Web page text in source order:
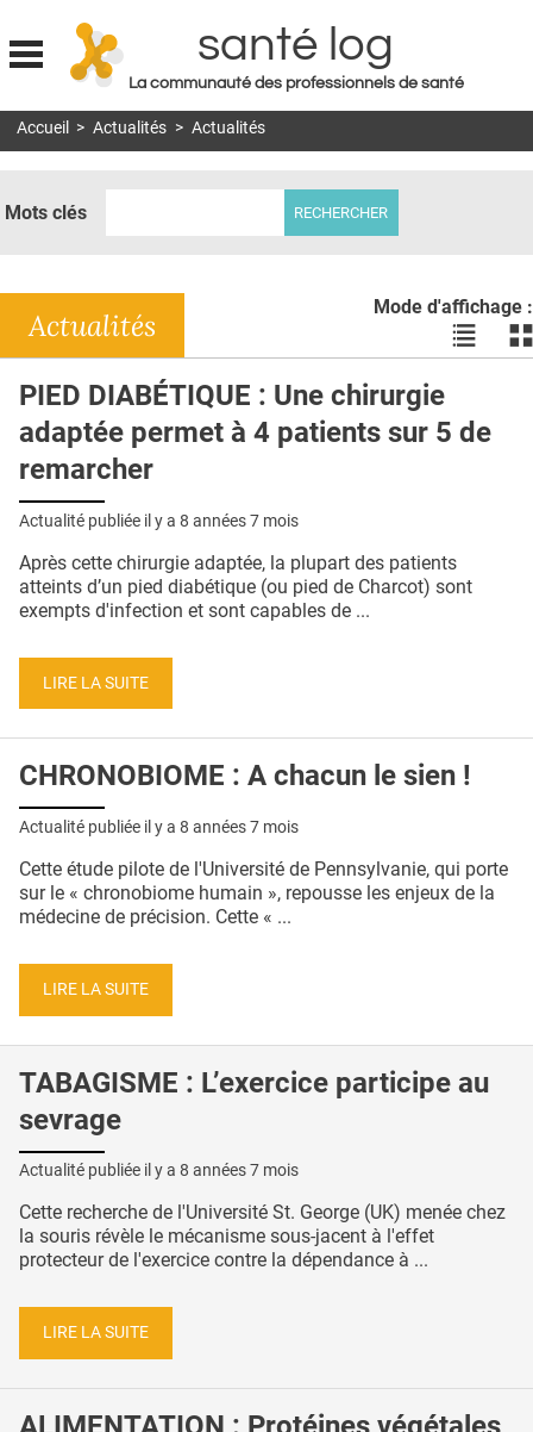
Jump to navigation
santé log
La communauté des professionnels de santé
MON COMPTE
DOSSIERS
RÉSEAUX
E-REVUE SAD
THÉMA
L'APP
PUBLICITÉ
CONTACT
Accueil > Actualités > Actualités
Mots clés
Mode d'affichage :
Voir
les
liste
les
Actualités
PIED DIABÉTIQUE : Une chirurgie
adaptée permet à 4 patients sur 5 de
remarcher
Actualité publiée il y a 8 années 7 mois
Après cette chirurgie adaptée, la plupart des patients
atteints d’un pied diabétique (ou pied de Charcot) sont
exempts d'infection et sont capables de ...
LIRE LA SUITE
CHRONOBIOME : A chacun le sien !
Actualité publiée il y a 8 années 7 mois
Cette étude pilote de l'Université de Pennsylvanie, qui porte
sur le « chronobiome humain », repousse les enjeux de la
médecine de précision. Cette « ...
LIRE LA SUITE
TABAGISME : L’exercice participe au
sevrage
Actualité publiée il y a 8 années 7 mois
Cette recherche de l'Université St. George (UK) menée chez
la souris révèle le mécanisme sous-jacent à l'effet
protecteur de l'exercice contre la dépendance à ...
LIRE LA SUITE